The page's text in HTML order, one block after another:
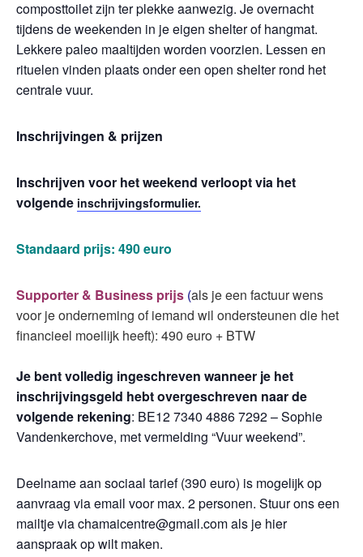
composttoilet zijn ter plekke aanwezig. Je overnacht
tijdens de weekenden in je eigen shelter of hangmat.
Lekkere paleo maaltijden worden voorzien. Lessen en
rituelen vinden plaats onder een open shelter rond het
centrale vuur.
Inschrijvingen & prijzen
Inschrijven voor het weekend verloopt via het
volgende inschrijvingsformulier.
Standaard prijs: 490 euro
Supporter & Business prijs (als je een factuur wens
voor je onderneming of iemand wil ondersteunen die het
financieel moeilijk heeft): 490 euro + BTW
Je bent volledig ingeschreven wanneer je het
inschrijvingsgeld hebt overgeschreven naar de
volgende rekening: BE12 7340 4886 7292 – Sophie
Vandenkerchove, met vermelding “Vuur weekend”.
Deelname aan sociaal tarief (390 euro) is mogelijk op
aanvraag via email voor max. 2 personen. Stuur ons een
mailtje via chamaicentre@gmail.com als je hier
aanspraak op wilt maken.